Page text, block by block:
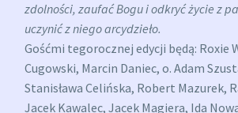
zdolności, zaufać Bogu i odkryć życie z
uczynić z niego arcydzieło.
Gośćmi tegorocznej edycji będą: Roxie
Cugowski, Marcin Daniec, o. Adam
Stanisława Celińska, Robert Mazurek,
Jacek Kawalec, Jacek Magiera, Ida